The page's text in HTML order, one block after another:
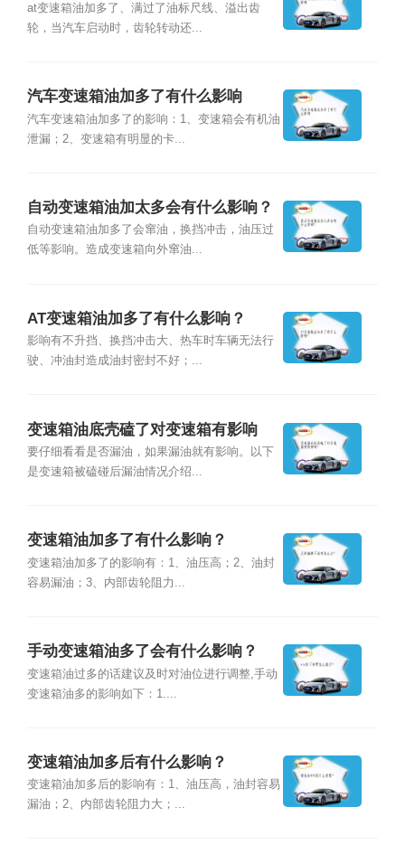
at变速箱油加多了、满过了油标尺线、溢出齿
轮，当汽车启动时，齿轮转动还...
汽车变速箱油加多了有什么影响
汽车变速箱油加多了的影响：1、变速箱会有机油
泄漏；2、变速箱有明显的卡...
自动变速箱油加太多会有什么影响？
自动变速箱油加多了会窜油，换挡冲击，油压过
低等影响。造成变速箱向外窜油...
AT变速箱油加多了有什么影响？
影响有不升挡、换挡冲击大、热车时车辆无法行
驶、冲油封造成油封密封不好；...
变速箱油底壳磕了对变速箱有影响
吗？
要仔细看看是否漏油，如果漏油就有影响。以下
是变速箱被磕碰后漏油情况介绍...
变速箱油加多了有什么影响？
变速箱油加多了的影响有：1、油压高；2、油封
容易漏油；3、内部齿轮阻力...
手动变速箱油多了会有什么影响？
变速箱油过多的话建议及时对油位进行调整,手动
变速箱油多的影响如下：1....
变速箱油加多后有什么影响？
变速箱油加多后的影响有：1、油压高，油封容易
漏油；2、内部齿轮阻力大；...